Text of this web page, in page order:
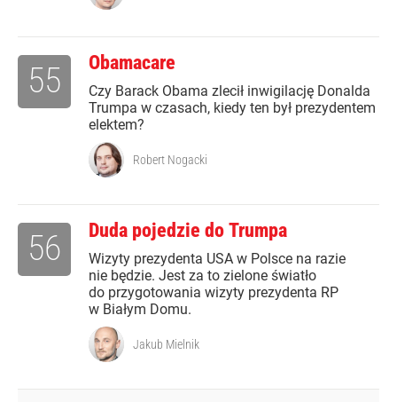
Obamacare
Czy Barack Obama zlecił inwigilację Donalda
Trumpa w czasach, kiedy ten był prezydentem
elektem?
55
Robert Nogacki
Duda pojedzie do Trumpa
Wizyty prezydenta USA w Polsce na razie
nie będzie. Jest za to zielone światło
do przygotowania wizyty prezydenta RP
w Białym Domu.
56
Jakub Mielnik